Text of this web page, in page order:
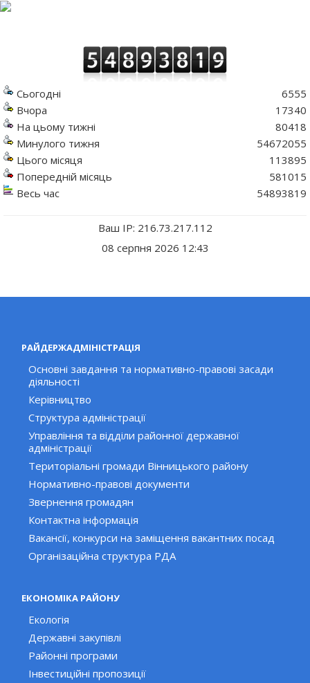
Сьогодні
Вчора
На цьому тижні
Минулого тижня
Цього місяця
Попередній місяць
Весь час
6555
17340
80418
54672055
113895
581015
54893819
Ваш IP: 216.73.217.112
08 серпня 2026 12:43
РАЙДЕРЖАДМІНІСТРАЦІЯ
Основні завдання та нормативно-правові засади
діяльності
Керівництво
Структура адміністрації
Управління та відділи районної державної
адміністрації
Територіальні громади Вінницького району
Нормативно-правові документи
Звернення громадян
Контактна інформація
Вакансії, конкурси на заміщення вакантних посад
Організаційна структура РДА
ЕКОНОМІКА РАЙОНУ
Екологія
Державні закупівлі
Районні програми
Інвестиційні пропозиції